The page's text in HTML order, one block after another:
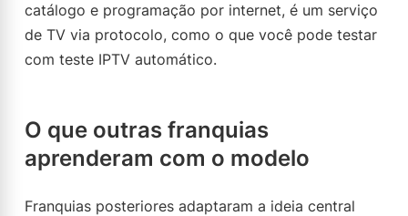
catálogo e programação por internet, é um serviço
de TV via protocolo, como o que você pode testar
com teste IPTV automático.
O que outras franquias
aprenderam com o modelo
Franquias posteriores adaptaram a ideia central